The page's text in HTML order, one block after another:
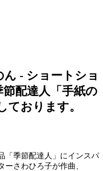
- ショートショ
配達人「手紙の
ております。
「季節配達人」にインスパ
さわひろ子が作曲、